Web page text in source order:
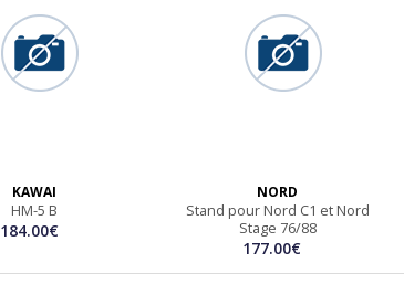
KAWAI
HM-5 B
184.00€
NORD
Stand pour Nord C1 et Nord
Stage 76/88
177.00€